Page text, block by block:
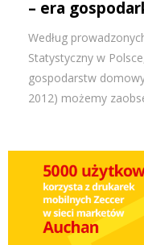
– era
Według
Statystyczny w
gospodarstw
2012) możemy